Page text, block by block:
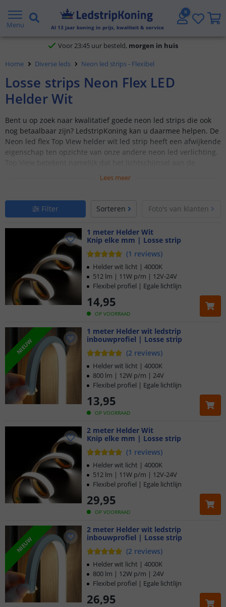
Menu Al 13 jaar koning in prijs, kwaliteit & service
Klantbeoordeling 9.1
Voor 23:45 uur besteld, morgen in huis
Home
Diverse leds Neon led strips - Flexibel
Losse strips Neon Flex LED
Helder Wit
Bent u op zoek naar kwalitatief goede neon led strips die ook
nog betaalbaar zijn? LedstripKoning kan u daarmee helpen. De
Neon led flex Top View helder wit led strip heeft een afwijkende
eigenschap ten opzichte van onze andere neon led verlichting.
Varianten Top View en Midi recht
1 t/m 10 meter - losse strip
Functioneel helder wit (4000K)
Mogelijkheid om in te korten
IP67 waterdichte coating voor buitengebruik
Lees meer
Filter Sorteren Foto's van klanten
1 meter Helder Wit
Knip elke mm | Losse strip
(1 reviews)
OP VOORRAAD
14,95
Helder wit licht | 4000K
512 lm | 11W p/m | 12V-24V
Flexibel profiel | Egale lichtlijn
NIEUW
1 meter Helder wit ledstrip
inbouwprofiel | Losse strip
(2 reviews)
OP VOORRAAD
13,95
Helder wit licht | 4000K
800 lm | 12W p/m | 24V
Flexibel profiel | Egale lichtlijn
2 meter Helder Wit
Knip elke mm | Losse strip
(1 reviews)
OP VOORRAAD
29,95
Helder wit licht | 4000K
512 lm | 11W p/m | 12V-24V
Flexibel profiel | Egale lichtlijn
NIEUW
2 meter Helder wit ledstrip
inbouwprofiel | Losse strip
(2 reviews)
26,95
Helder wit licht | 4000K
800 lm | 12W p/m | 24V
Flexibel profiel | Egale lichtlijn